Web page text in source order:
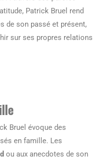
Patrick Bruel rend
de son passé et présent,
sur ses propres relations
Bruel évoque des
en famille. Les
ou aux anecdotes de son